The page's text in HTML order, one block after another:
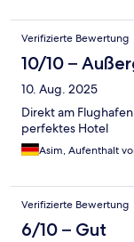
Verifizierte Bewertung
10/10 –
10. Aug. 2025
Direkt am
perfektes Hotel
Asim, Aufenthalt
Verifizierte Bewertung
6/10 – Gut